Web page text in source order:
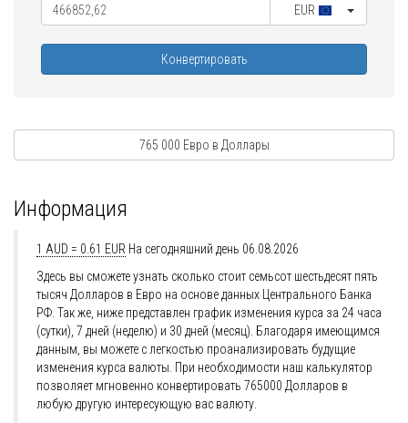
EUR
Конвертировать
765 000 Евро в Доллары
Информация
1 AUD = 0.61 EUR На сегодняшний день 06.08.2026
Здесь вы сможете узнать сколько стоит семьсот шестьдесят пять
тысяч Долларов в Евро на основе данных Центрального Банка
РФ. Так же, ниже представлен график изменения курса за 24 часа
(сутки), 7 дней (неделю) и 30 дней (месяц). Благодаря имеющимся
данным, вы можете с легкостью проанализировать будущие
изменения курса валюты. При необходимости наш калькулятор
позволяет мгновенно конвертировать 765000 Долларов в
любую другую интересующую вас валюту.